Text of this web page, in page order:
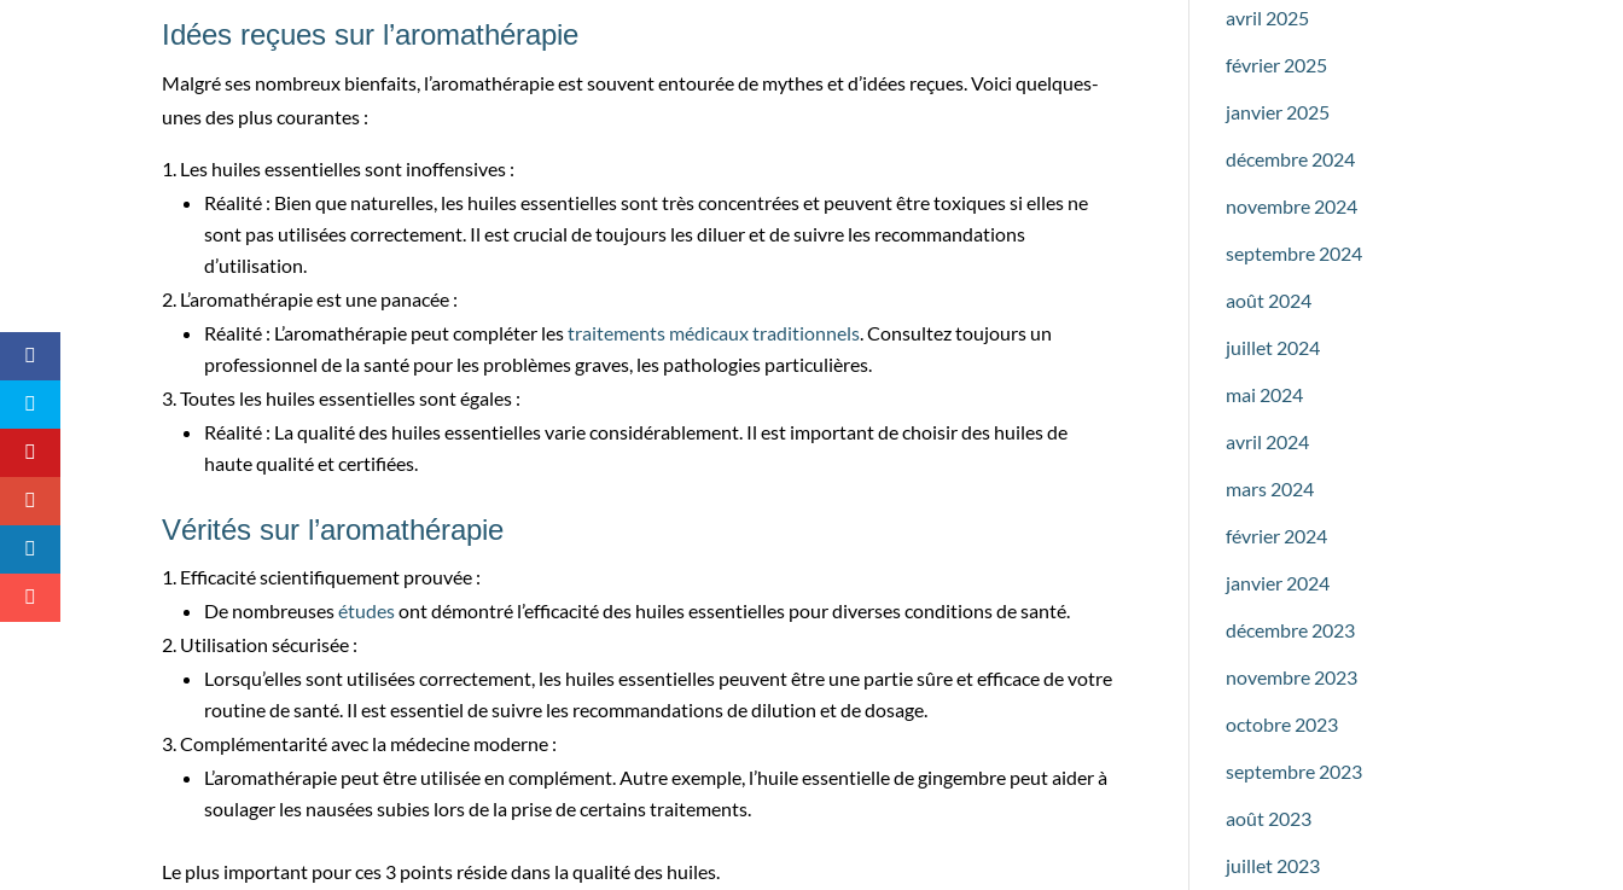
Idées reçues sur l’aromathérapie
Malgré ses nombreux bienfaits, l’aromathérapie est souvent entourée de mythes et d’idées reçues. Voici quelques-
unes des plus courantes :
Les huiles essentielles sont inoffensives :
Réalité : Bien que naturelles, les huiles essentielles sont très concentrées et peuvent être toxiques si elles ne
sont pas utilisées correctement. Il est crucial de toujours les diluer et de suivre les recommandations
d’utilisation.
L’aromathérapie est une panacée :
Réalité : L’aromathérapie peut compléter lestraitements médicaux traditionnels. Consultez toujours un
professionnel de la santé pour les problèmes graves, les pathologies particulières.
Toutes les huiles essentielles sont égales :
Réalité : La qualité des huiles essentielles varie considérablement. Il est important de choisir des huiles de
haute qualité et certifiées.
Vérités sur l’aromathérapie
Efficacité scientifiquement prouvée :
De nombreusesétudesont démontré l’efficacité des huiles essentielles pour diverses conditions de santé.
Utilisation sécurisée :
Lorsqu’elles sont utilisées correctement, les huiles essentielles peuvent être une partie sûre et efficace de votre
routine de santé. Il est essentiel de suivre les recommandations de dilution et de dosage.
Complémentarité avec la médecine moderne :
L’aromathérapie peut être utilisée en complément. Autre exemple, l’huile essentielle de gingembre peut aider à
soulager les nausées subies lors de la prise de certains traitements.
Le plus important pour ces 3 points réside dans la qualité des huiles.
avril 2025
février 2025
janvier 2025
décembre 2024
novembre 2024
septembre 2024
août 2024
juillet 2024
mai 2024
avril 2024
mars 2024
février 2024
janvier 2024
décembre 2023
novembre 2023
octobre 2023
septembre 2023
août 2023
juillet 2023